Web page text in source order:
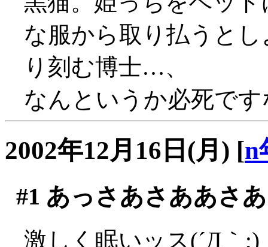
な服から取り払うと
り刻む博士…、
なんというか必死で
2002年12月16日(月) [n
#1 あっさあさああさ
激しく眠いッス(´Д｀;)